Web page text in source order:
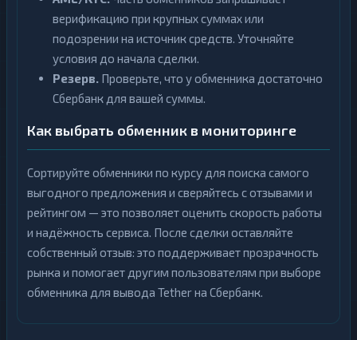
верификацию при крупных суммах или
подозрении на источник средств. Уточняйте
условия до начала сделки.
Резерв. Проверьте, что у обменника достаточно
Сбербанк для вашей суммы.
Как выбрать обменник в мониторинге
Сортируйте обменники по курсу для поиска самого
выгодного предложения и сверяйтесь с отзывами и
рейтингом — это позволяет оценить скорость работы
и надёжность сервиса. После сделки оставляйте
собственный отзыв: это поддерживает прозрачность
рынка и помогает другим пользователям при выборе
обменника для вывода Tether на Сбербанк.